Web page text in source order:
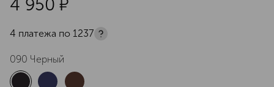
4 950 ¤
4 платежа по 1237
090 Черный